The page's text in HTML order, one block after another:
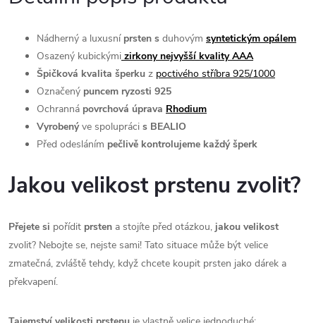
Nádherný a luxusní prsten s duhovým syntetickým opálem
Osazený kubickými zirkony nejvyšší kvality AAA
Špičková kvalita šperku z poctivého stříbra 925/1000
Označený puncem ryzosti 925
Ochranná povrchová úprava Rhodium
Vyrobenýve spolupráci s BEALIO
Před odesláním pečlivě kontrolujeme každý šperk
Jakou velikost prstenu zvolit?
Přejete si pořídit prsten a stojíte před otázkou, jakou velikost
zvolit? Nebojte se, nejste sami! Tato situace může být velice
zmatečná, zvláště tehdy, když chcete koupit prsten jako dárek a
překvapení.